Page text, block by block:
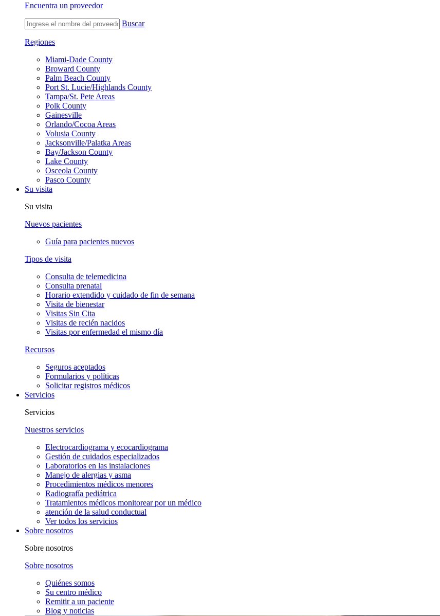
Encuentra un proveedor
Buscar
Regiones
Miami-Dade County
Broward County
Palm Beach County
Port St. Lucie/Highlands County
Tampa/St. Pete Areas
Polk County
Gainesville
Orlando/Cocoa Areas
Volusia County
Jacksonville/Palatka Areas
Bay/Jackson County
Lake County
Osceola County
Pasco County
Su visita
Su visita
Nuevos pacientes
Guía para pacientes nuevos
Tipos de visita
Consulta de telemedicina
Consulta prenatal
Horario extendido y cuidado de fin de semana
Visita de bienestar
Visitas Sin Cita
Visitas de recién nacidos
Visitas por enfermedad el mismo día
Recursos
Seguros aceptados
Formularios y políticas
Solicitar registros médicos
Servicios
Servicios
Nuestros servicios
Electrocardiograma y ecocardiograma
Gestión de cuidados especializados
Laboratorios en las instalaciones
Manejo de alergias y asma
Procedimientos médicos menores
Radiografía pediátrica
Tratamientos médicos monitorear por un médico
atención de la salud conductual
Ver todos los servicios
Sobre nosotros
Sobre nosotros
Sobre nosotros
Quiénes somos
Su centro médico
Remitir a un paciente
Blog y noticias